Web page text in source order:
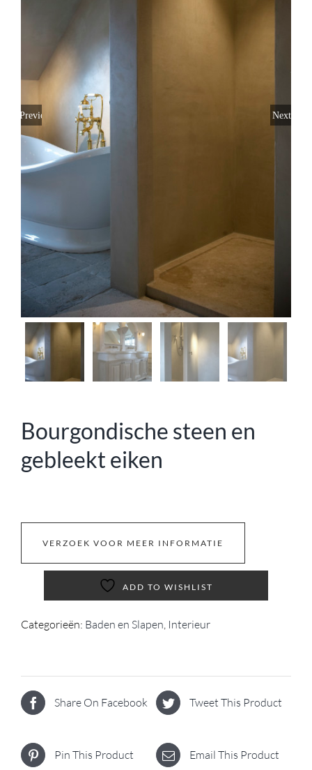
Previous Next
Bourgondische steen en
gebleekt eiken
VERZOEK VOOR MEER INFORMATIE
ADD TO WISHLIST
Categorieën: Baden en Slapen Interieur
Share On Facebook Tweet This Product
Pin This Product Email This Product